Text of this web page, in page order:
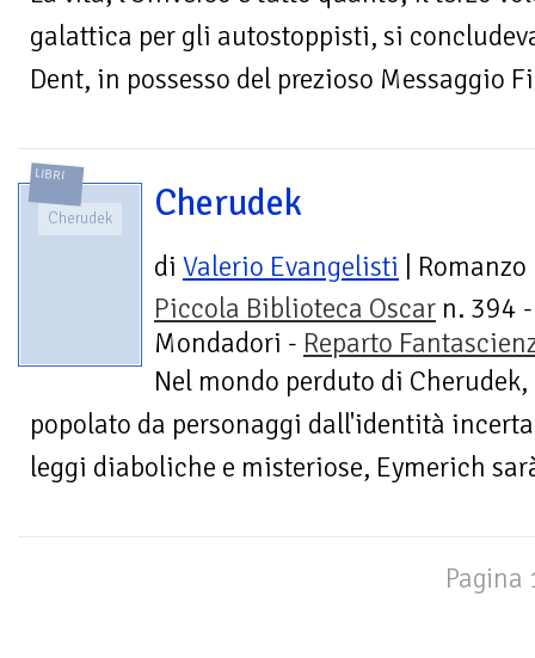
galattica per gli autostoppisti, si
Dent, in possesso del prezioso Messaggio
LIBRI
Cherudek Cherudek
di Valerio Evangelisti | Romanzo
Piccola Biblioteca Oscar n. 394 -
Mondadori - Reparto
Nel mondo perduto di
popolato da personaggi dall'identità
leggi diaboliche e misteriose, Eymerich
Pagina